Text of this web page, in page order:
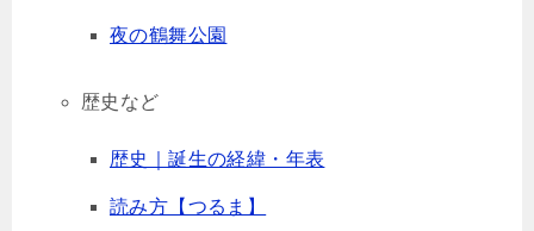
夜の鶴舞公園
歴史など
歴史｜誕生の経緯・年表
読み方【つるま】